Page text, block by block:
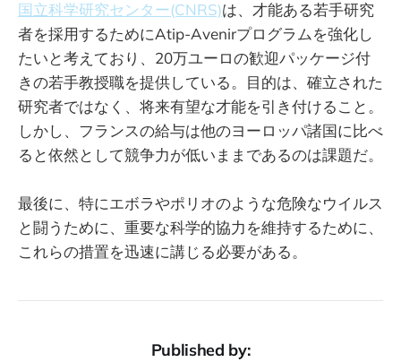
国立科学研究センター(CNRS)は、才能ある若手研究
者を採用するためにAtip-Avenirプログラムを強化し
たいと考えており、20万ユーロの歓迎パッケージ付
きの若手教授職を提供している。目的は、確立された
研究者ではなく、将来有望な才能を引き付けること。
しかし、フランスの給与は他のヨーロッパ諸国に比べ
ると依然として競争力が低いままであるのは課題だ。
最後に、特にエボラやポリオのような危険なウイルス
と闘うために、重要な科学的協力を維持するために、
これらの措置を迅速に講じる必要がある。
Published by: